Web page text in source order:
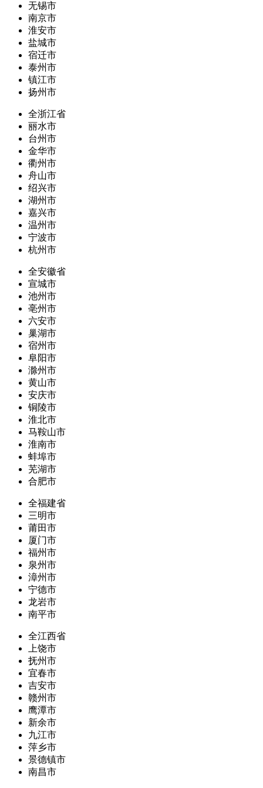
无锡市
南京市
淮安市
盐城市
宿迁市
泰州市
镇江市
扬州市
全浙江省
丽水市
台州市
金华市
衢州市
舟山市
绍兴市
湖州市
嘉兴市
温州市
宁波市
杭州市
全安徽省
宣城市
池州市
亳州市
六安市
巢湖市
宿州市
阜阳市
滁州市
黄山市
安庆市
铜陵市
淮北市
马鞍山市
淮南市
蚌埠市
芜湖市
合肥市
全福建省
三明市
莆田市
厦门市
福州市
泉州市
漳州市
宁德市
龙岩市
南平市
全江西省
上饶市
抚州市
宜春市
吉安市
赣州市
鹰潭市
新余市
九江市
萍乡市
景德镇市
南昌市